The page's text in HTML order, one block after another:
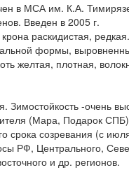
в МСА им. К.А.
Введен в 2005 г.
раскидистая, редкая.
формы,
желтая, плотная,
Зимостойкость -очень
(Мара, Подарок СПБ)
срока созревания (с
РФ, Центрального,
и др. регионов.